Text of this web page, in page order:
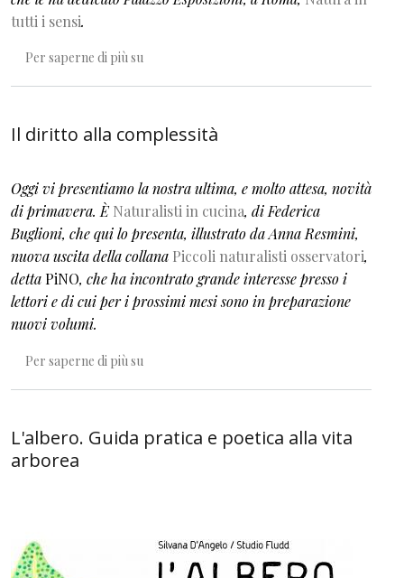
tutti i sensi.
Per saperne di più su
Il diritto alla complessità
Oggi vi presentiamo la nostra ultima, e molto attesa, novità
di primavera. ÈNaturalisti in cucina, di Federica
Buglioni, che qui lo presenta, illustrato da Anna Resmini,
nuova uscita della collana Piccoli naturalisti osservatori,
detta PiNO, che ha incontrato grande interesse presso i
lettori e di cui per i prossimi mesi sono in preparazione
nuovi volumi.
Per saperne di più su
L'albero. Guida pratica e poetica alla vita
arborea